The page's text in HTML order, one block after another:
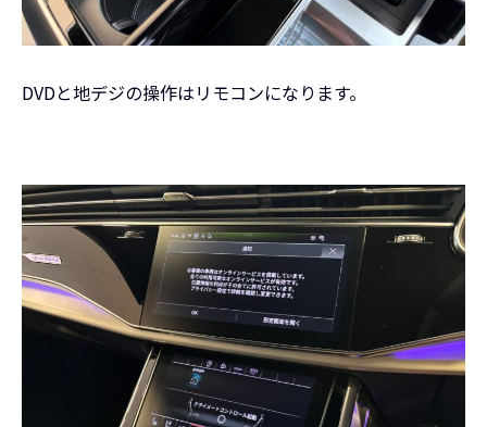
DVDと地デジの操作はリモコンになります。